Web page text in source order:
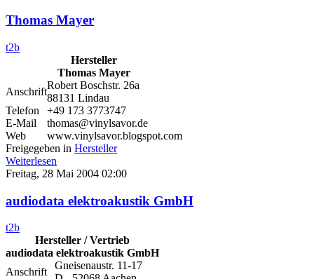
Thomas Mayer
t2b
Hersteller
Thomas Mayer
Anschrift
Robert Boschstr. 26a
88131 Lindau
Telefon
+49 173 3773747
E-Mail
thomas@vinylsavor.de
Web
www.vinylsavor.blogspot.com
Freigegeben in Hersteller
Weiterlesen
Freitag, 28 Mai 2004 02:00
audiodata elektroakustik GmbH
t2b
Hersteller / Vertrieb
audiodata elektroakustik GmbH
Anschrift
Gneisenaustr. 11-17